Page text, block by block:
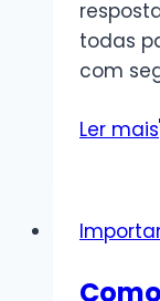
todas
com
Ler mais